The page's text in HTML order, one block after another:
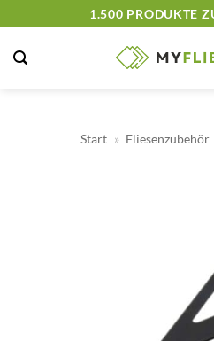
springen
1.500 PRODUKTE
Start » Fliesenzubehör